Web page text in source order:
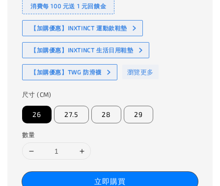
消費每 100 元送 1 元回饋金
【加購優惠】INXTINCT 運動款鞋墊
【加購優惠】INXTINCT 生活日用鞋墊
【加購優惠】TWG 防滑襪 瀏覽更多
尺寸 (CM)
26 27.5 28 29
數量
立即購買